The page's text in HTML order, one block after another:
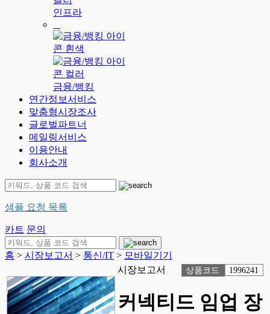
인프라
금융/뱅킹
연간정보서비스
맞춤형시장조사
글로벌파트너
메일링서비스
이용안내
회사소개
샘플 요청 목록
카트 문의
홈 > 시장보고서 > 통신/IT > 모바일기기
시장보고서
상품코드 1996241
커넥티드 임업 장